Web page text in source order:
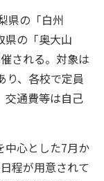
県の「白州
県の「奥大山
される。対象は
り、各校で定員
交通費等は自己
心とした7月か
程が用意されて